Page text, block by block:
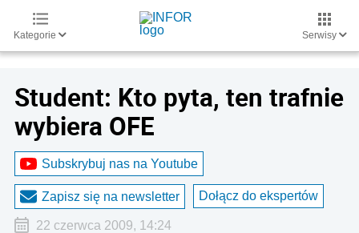
Kategorie Serwisy
Student: Kto pyta, ten trafnie
wybiera OFE
Subskrybuj nas na Youtube
Zapisz się na newsletter Dołącz do ekspertów
22 czerwca 2009, 14:24